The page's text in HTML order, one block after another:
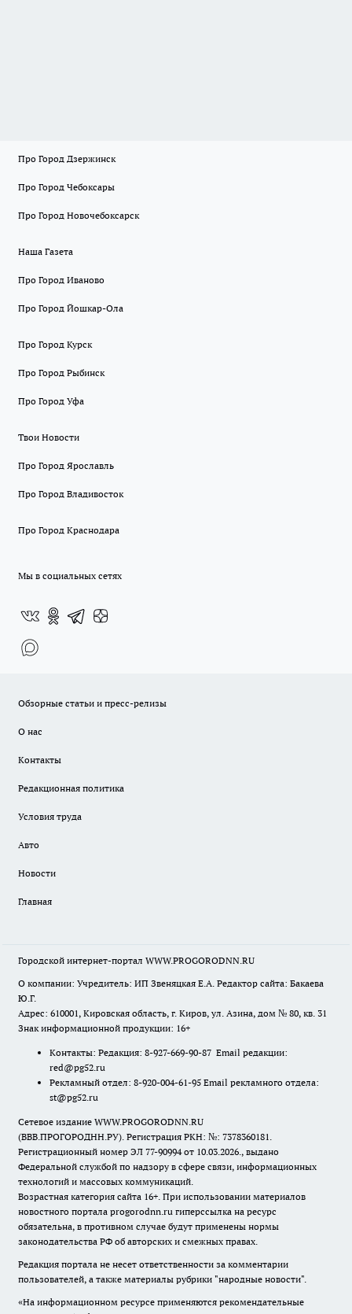
Про Город Дзержинск
Про Город Чебоксары
Про Город Новочебоксарск
Наша Газета
Про Город Иваново
Про Город Йошкар-Ола
Про Город Курск
Про Город Рыбинск
Про Город Уфа
Твои Новости
Про Город Ярославль
Про Город Владивосток
Про Город Краснодара
Мы в социальных сетях
Обзорные статьи и пресс-релизы
О нас
Контакты
Редакционная политика
Условия труда
Авто
Новости
Главная
Городской интернет-портал WWW.PROGORODNN.RU
О компании: Учредитель: ИП Звеняцкая Е.А. Редактор сайта: Бакаева
Ю.Г.
Адрес: 610001, Кировская область, г. Киров, ул. Азина, дом № 80, кв. 31
Знак информационной продукции: 16+
Контакты: Редакция: 8-927-669-90-87 Email редакции:
red@pg52.ru
Рекламный отдел: 8-920-004-61-95 Email рекламного отдела:
st@pg52.ru
Сетевое издание WWW.PROGORODNN.RU
(ВВВ.ПРОГОРОДНН.РУ). Регистрация РКН: №: 7378360181.
Регистрационный номер ЭЛ 77-90994 от 10.03.2026., выдано
Федеральной службой по надзору в сфере связи, информационных
технологий и массовых коммуникаций.
Возрастная категория сайта 16+. При использовании материалов
новостного портала progorodnn.ru гиперссылка на ресурс
обязательна, в противном случае будут применены нормы
законодательства РФ об авторских и смежных правах.
Редакция портала не несет ответственности за комментарии
пользователей, а также материалы рубрики "народные новости".
«На информационном ресурсе применяются рекомендательные